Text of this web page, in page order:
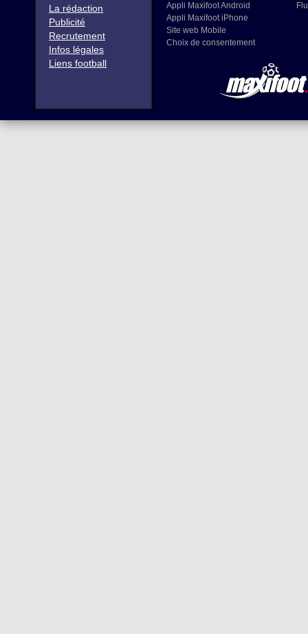
La rédaction
Publicité
Recrutement
Infos légales
Liens football
Appli Maxifoot Android
Appli Maxifoot iPhone
Site web Mobile
Choix de consentement